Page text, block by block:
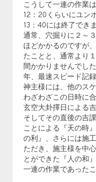
こうして一連の作業は
12：20くらいにユン
13：40には終了でき
通常、穴掘りに２～
ほどかかるのですが
たことと、通常より
間かかりませんでし
年、最速スピード記録
神主様には、他のス
わざわざこの日時に
玄空大卦擇日による
そしてその直後の吉
ことによる『天の時
の利』、さらには施
ただき、施主様を中
とができた『人の和
一連の作業であった